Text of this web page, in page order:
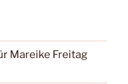
Mareike Freitag